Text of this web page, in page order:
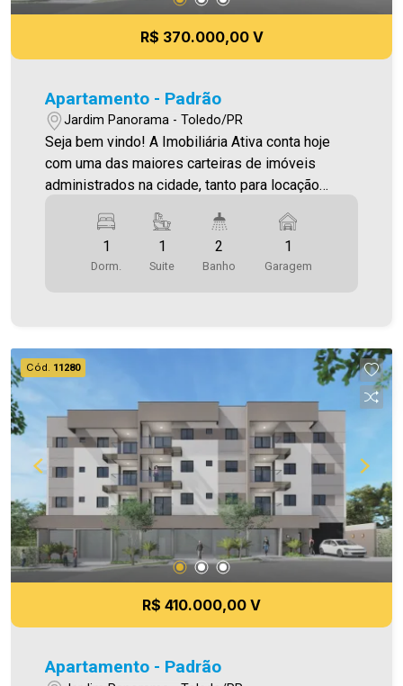
R$ 370.000,00 V
Apartamento - Padrão
Jardim Panorama - Toledo/PR
Seja bem vindo! A Imobiliária Ativa conta hoje
com uma das maiores carteiras de imóveis
administrados na cidade, tanto para locação
opções! Apartamento Localizado no Jardim
Panorama. O Imóvel conta com: - Sala de Estar -
Cozinha - 01 Quarto - 01 Suíte - 02 WCS (suíte e
informados estão sujeitos a alteração sem prévio
aviso, e varia de acordo com o custo de
administração e gastos do condomínio. Aproveite
essa oportunidade! A hora de encontrar o seu
novo lar É AGORA! Imobiliária Ativa, sinta-se em
casa!
1
Dorm.
1
Suite
2
Banho
1
Garagem
Cód. 11280
R$ 410.000,00 V
Apartamento - Padrão